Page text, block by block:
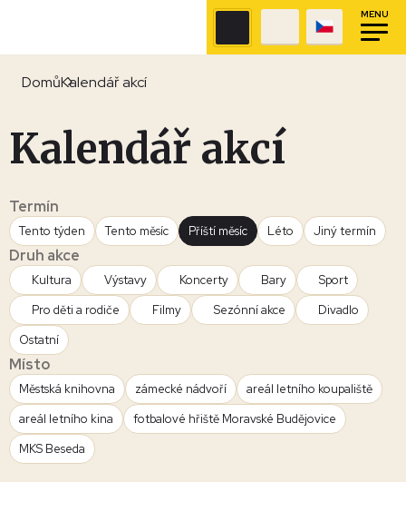
MENU
DomůKalendář akcí
Kalendář akcí
Termín
Tento týden Tento měsíc Příští měsíc Léto Jiný termín
Druh akce
Kultura Výstavy Koncerty Bary
Sport
Pro děti a rodiče
Filmy Sezónní akce
Divadlo
Ostatní
Místo
Městská knihovna zámecké nádvoří
areál letního koupaliště
areál letního kina
fotbalové hřiště Moravské Budějovice
MKS Beseda